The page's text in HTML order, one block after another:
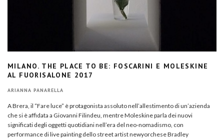
MILANO. THE PLACE TO BE: FOSCARINI E MOLESKINE
AL FUORISALONE 2017
ARIANNA PANARELLA
A Brera, il “Fare luce” è protagonista assoluto nell’allestimento di un’azienda
che si è affidata a Giovanni Filindeu, mentre Moleskine parla dei nuovi
significati degli oggetti quotidiani nell’era del neo-nomadismo, con
performance di live painting dello street artist newyorchese Bradley